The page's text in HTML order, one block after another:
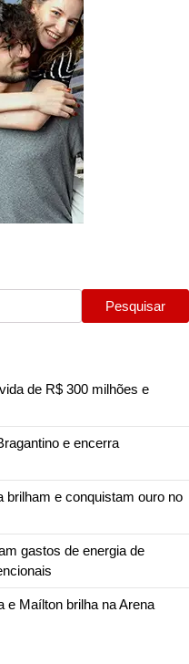
Pesquisar
de R$ 300 milhões e
e encerra
brilham e conquistam ouro no
gastos de energia de
e Maílton brilha na Arena